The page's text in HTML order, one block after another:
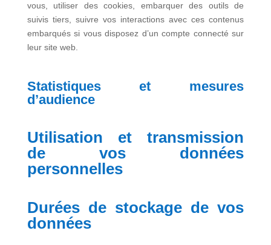
vous, utiliser des cookies, embarquer des outils de
suivis tiers, suivre vos interactions avec ces contenus
embarqués si vous disposez d’un compte connecté sur
leur site web.
Statistiques et mesures
d’audience
Utilisation et transmission
de vos données
personnelles
Durées de stockage de vos
données